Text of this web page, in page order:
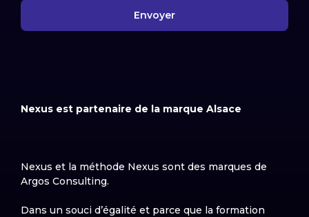
Envoyer
Nexus est partenaire de la marque Alsace
Nexus et la méthode Nexus sont des marques de
Argos Consulting.
Dans un souci d’égalité et parce que la formation